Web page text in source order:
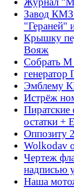
Завод КМЗ
"Гераней"
Крышку
Вояж
Собрать М
генератор
Эмблему
Истрёж
остатки
Оппозиту
Wolkodav
Чертеж
надписью
Наша